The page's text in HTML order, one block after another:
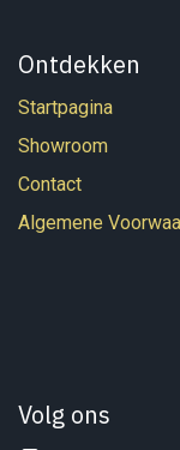
Ontdekken
Startpagina
Showroom
Contact
Algemene
Volg ons